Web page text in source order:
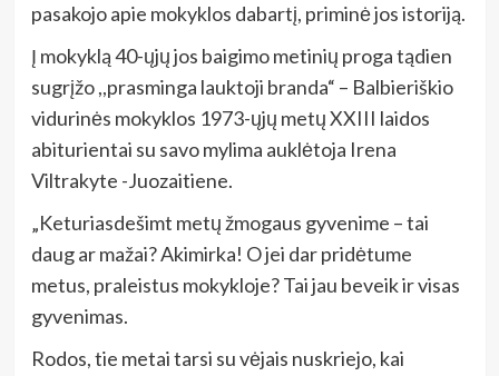
pasakojo apie mokyklos dabartį, priminė jos istoriją.
Į mokyklą 40-ųjų jos baigimo metinių proga tądien
sugrįžo ,,prasminga lauktoji branda“ – Balbieriškio
vidurinės mokyklos 1973-ųjų metų XXIII laidos
abiturientai su savo mylima auklėtoja Irena
Viltrakyte -Juozaitiene.
„Keturiasdešimt metų žmogaus gyvenime – tai
daug ar mažai? Akimirka! O jei dar pridėtume
metus, praleistus mokykloje? Tai jau beveik ir visas
gyvenimas.
Rodos, tie metai tarsi su vėjais nuskriejo, kai